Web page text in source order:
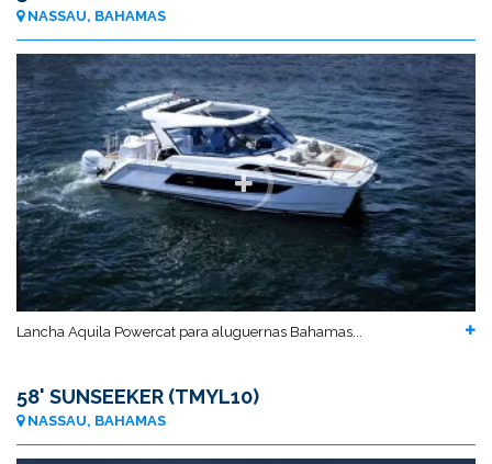
NASSAU, BAHAMAS
Lancha Aquila Powercat para aluguernas Bahamas...
58' SUNSEEKER (TMYL10)
NASSAU, BAHAMAS